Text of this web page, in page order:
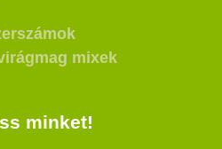
mixek
minket!